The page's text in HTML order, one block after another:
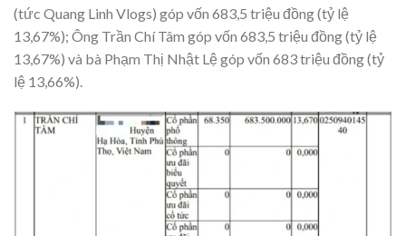
(tức Quang Linh Vlogs) góp vốn 683,5 triệu đồng (tỷ lệ
13,67%); Ông Trần Chí Tâm góp vốn 683,5 triệu đồng (tỷ lệ
13,67%) và bà Phạm Thị Nhật Lệ góp vốn 683 triệu đồng (tỷ
lệ 13,66%).